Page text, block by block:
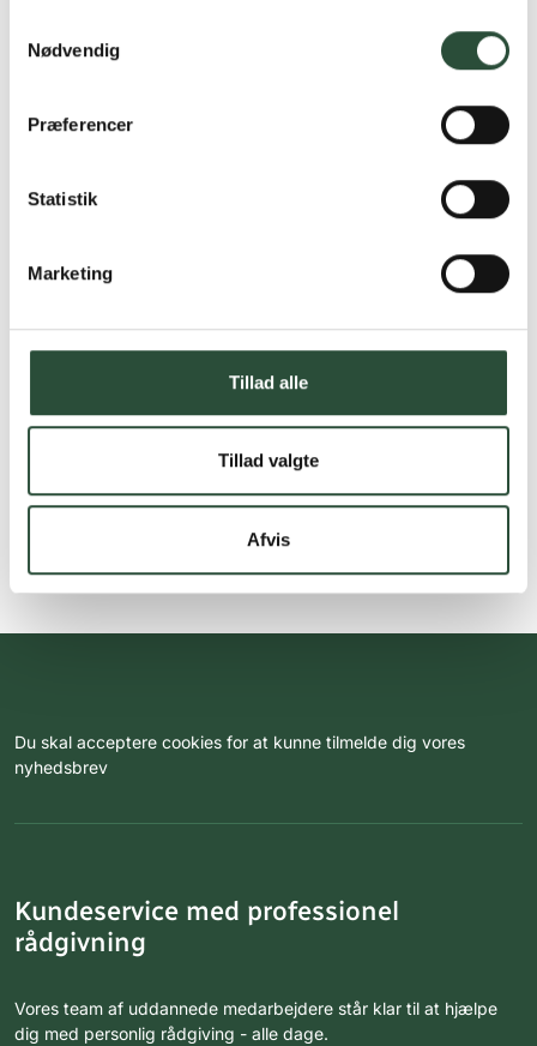
Nødvendig
Præferencer
Statistik
Marketing
Tillad alle
Tillad valgte
Afvis
Du skal acceptere cookies for at kunne tilmelde dig vores
nyhedsbrev
Kundeservice med professionel
rådgivning
Vores team af uddannede medarbejdere står klar til at hjælpe
dig med personlig rådgiving - alle dage.